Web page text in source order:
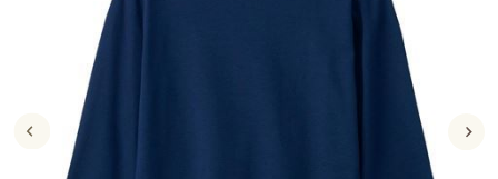
キッチン・雑貨・日用品
家具・収納
寝具・ベッド
カーテン・ラグ・ファブリック
美容・健康通販すべて
美容・健康・サプリメント
制服・スクール
制服・スクールすべて
制服・学生服
大きいサイズ
大きいサイズ通販すべて
バーゲン
寝具・ベッド
カーテン・ラグ・ファブリック
美容・健康・サプリメント
制服・スクールすべて
制服・学生服
ジュニア・ティーンズ下着
大きいサイズ
大きいサイズ通販すべて
大きいサイズ レディース服
バーゲン
バーゲンセール
詳細検索